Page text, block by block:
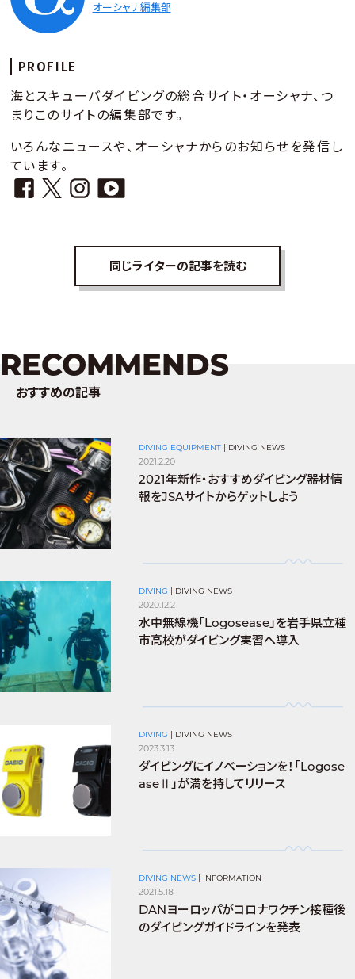
オーシャナ編集部
PROFILE
海とスキューバダイビングの総合サイト・オーシャナ、つ
まりこのサイトの編集部です。
いろんなニュースや、オーシャナからのお知らせを発信し
ています。
同じライターの記事を読む
RECOMMENDS
おすすめの記事
DIVING EQUIPMENT | DIVING NEWS
2021.2.20
2021年新作・おすすめダイビング器材情
報をJSAサイトからゲットしよう
DIVING | DIVING NEWS
2020.12.2
水中無線機「Logosease」を岩手県立種
市高校がダイビング実習へ導入
DIVING | DIVING NEWS
2023.3.13
ダイビングにイノベーションを！「Logose
aseⅡ」が満を持してリリース
DIVING NEWS | INFORMATION
2021.5.18
DANヨーロッパがコロナワクチン接種後
のダイビングガイドラインを発表